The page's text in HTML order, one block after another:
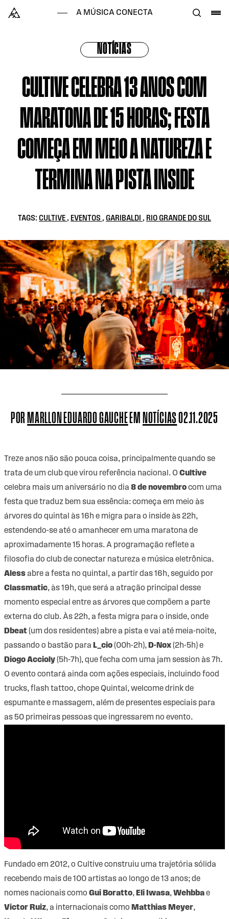
Alataj
A MÚSICA CONECTA
NOTÍCIAS
CULTIVE CELEBRA 13 ANOS COM
MARATONA DE 15 HORAS; FESTA
COMEÇA EM MEIO A NATUREZA E
TERMINA NA PISTA INSIDE
TAGS: CULTIVE , EVENTOS , GARIBALDI , RIO GRANDE DO SUL
PORMARLLON EDUARDO GAUCHEEMNOTÍCIAS02.11.2025
Treze anos não são pouca coisa, principalmente quando se
trata de um club que virou referência nacional. O Cultive
celebra mais um aniversário no dia 8 de novembrocom uma
festa que traduz bem sua essência: começa em meio às
árvores do quintal às 16h e migra para o inside às 22h,
estendendo-se até o amanhecer em uma maratona de
aproximadamente 15 horas. A programação reflete a
filosofia do club de conectar natureza e música eletrônica.
Alessabre a festa no quintal, a partir das 16h, seguido por
Classmatic, às 19h, que será a atração principal desse
momento especial entre as árvores que compõem a parte
externa do club. Às 22h, a festa migra para o inside, onde
Dbeat (um dos residentes) abre a pista e vai até meia-noite,
passando o bastão para L_cio(00h-2h), D-Nox(2h-5h) e
Diogo Accioly(5h-7h), que fecha com uma jam session às 7h.
O evento contará ainda com ações especiais, incluindo food
trucks, flash tattoo, chope Quintal, welcome drink de
espumante e massagem, além de presentes especiais para
as 50 primeiras pessoas que ingressarem no evento.
Fundado em 2012, o Cultive construiu uma trajetória sólida
recebendo mais de 100 artistas ao longo de 13 anos; de
nomes nacionais como Gui Boratto, Eli Iwasa,Wehbbae
Victor Ruiz, a internacionais como Matthias Meyer,